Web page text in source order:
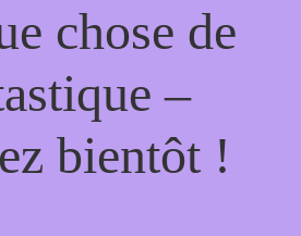
chose de
–
bientôt !